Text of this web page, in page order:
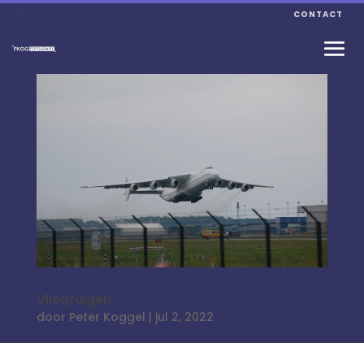
CONTACT
Vliegtuigen
door Peter Koggel | jul 2, 2022